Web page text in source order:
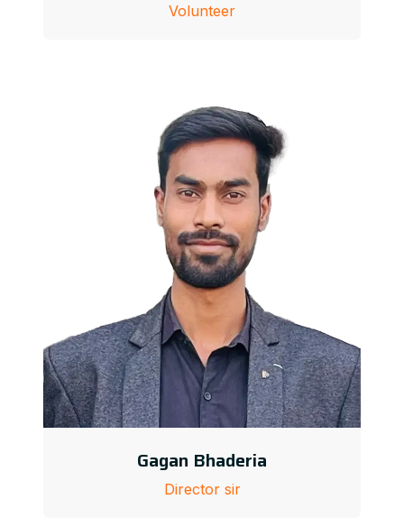
Volunteer
Gagan Bhaderia
Director sir